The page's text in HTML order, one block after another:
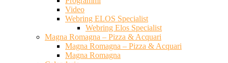
Video
Webring ELOS Specialist
Webring Elos Specialist
Magna Romagna – Pizza & Acquari
Magna Romagna – Pizza & Acquari
Magna Romagna